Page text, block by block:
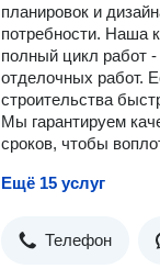
планировок и
потребности. Наша
полный цикл работ -
отделочных работ.
строительства
Мы гарантируем
сроков, чтобы
Ещё 15 услуг
Телефон